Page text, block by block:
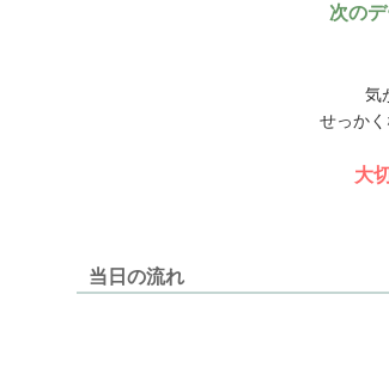
次の
気
せっか
大
当日の流れ